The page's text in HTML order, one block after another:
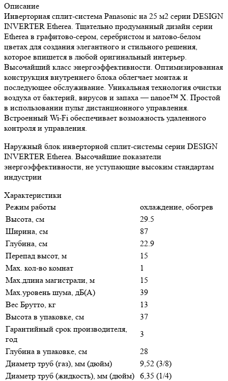
Описание
Инверторная сплит-система Panasonic на 25 м2 серии DESIGN
INVERTER Etherea. Тщательно продуманный дизайн серии
Etherea в графитово-сером, серебристом и матово-белом
цветах для создания элегантного и стильного решения,
которое впишется в любой оригинальный интерьер.
Высочайший класс энергоэффективности. Оптимизированная
конструкция внутреннего блока облегчает монтаж и
последующее обслуживание. Уникальная технология очистки
воздуха от бактерий, вирусов и запаха — nanoe™ X. Простой
в использовании пульт дистанционного управления.
Встроенный Wi-Fi обеспечивает возможность удаленного
контроля и управления.
Наружный блок инверторной сплит-системы серии DESIGN
INVERTER Etherea. Высочайшие показатели
энергоэффективности, не уступающие высоким стандартам
индустрии
Характеристики
Режим работы
охлаждение, обогрев
Высота, см
29.5
Ширина, см
87
Глубина, см
22.9
Перепад высот, м
15
Max. кол-во комнат
1
Max.длина магистрали, м
15
Max.уровень шума, дБ(А)
39
Вес Брутто, кг
13
Высота в упаковке, см
37
Гарантийный срок производителя,
год
3
Глубина в упаковке, см
28
Диаметр труб (газ), мм (дюйм)
9,52 (3/8)
Диаметр труб (жидкость), мм (дюйм) 6,35 (1/4)